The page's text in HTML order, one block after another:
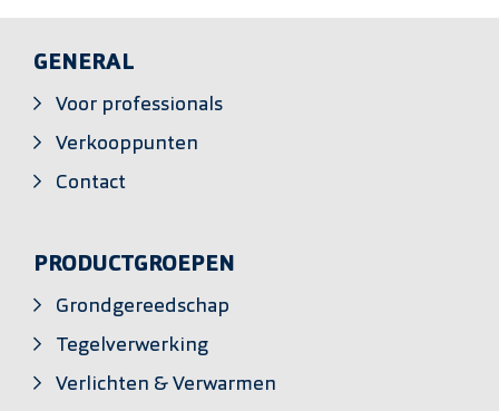
GENERAL
Voor professionals
Verkooppunten
Contact
PRODUCTGROEPEN
Grondgereedschap
Tegelverwerking
Verlichten & Verwarmen